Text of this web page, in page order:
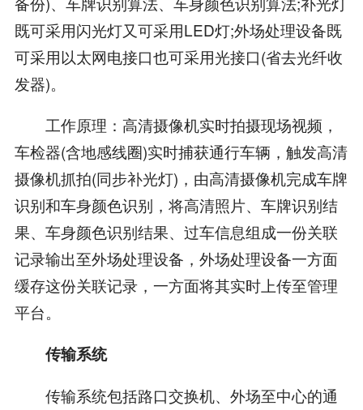
既可采用闪光灯又可采用LED灯;外场处理设备既
可采用以太网电接口也可采用光接口(省去光纤收
发器)。
工作原理：高清摄像机实时拍摄现场视频，
车检器(含地感线圈)实时捕获通行车辆，触发高清
摄像机抓拍(同步补光灯)，由高清摄像机完成车牌
识别和车身颜色识别，将高清照片、车牌识别结
果、车身颜色识别结果、过车信息组成一份关联
记录输出至外场处理设备，外场处理设备一方面
缓存这份关联记录，一方面将其实时上传至管理
平台。
传输系统
传输系统包括路口交换机、外场至中心的通